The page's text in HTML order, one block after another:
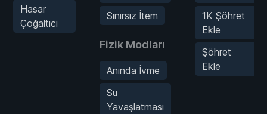
Hasar
Çoğaltıcı
Sınırsız İtem
Fizik Modları
Anında İvme
Su
Yavaşlatması
1K Şöhret
Ekle
Şöhret
Ekle